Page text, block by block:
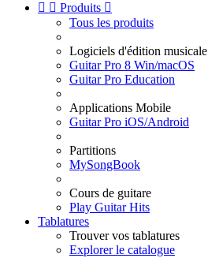
  Produits 
Tous les produits
Logiciels d'édition musicale
Guitar Pro 8 Win/macOS
Guitar Pro Education
Applications Mobile
Guitar Pro iOS/Android
Partitions
MySongBook
Cours de guitare
Play Guitar Hits
Tablatures
Trouver vos tablatures
Explorer le catalogue